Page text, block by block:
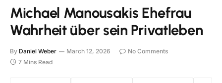
Michael Manousakis Ehefrau
Wahrheit über sein Privatleben
By Daniel Weber March 12, 2026
No Comments
7 Mins Read